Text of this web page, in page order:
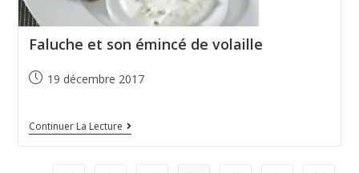
Faluche et son émincé de volaille
19 décembre 2017
Continuer La Lecture